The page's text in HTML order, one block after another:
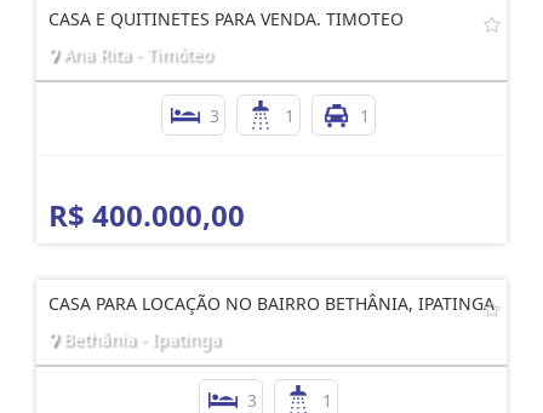
CASA E QUITINETES PARA VENDA. TIMOTEO
Ana Rita - Timóteo
3 1 1
R$ 400.000,00
CASA PARA LOCAÇÃO NO BAIRRO BETHÂNIA, IPATINGA
Bethânia - Ipatinga
3 1